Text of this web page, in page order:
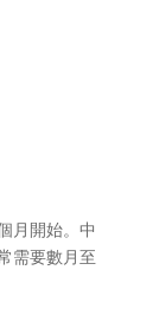
月開始。中
需要數月至